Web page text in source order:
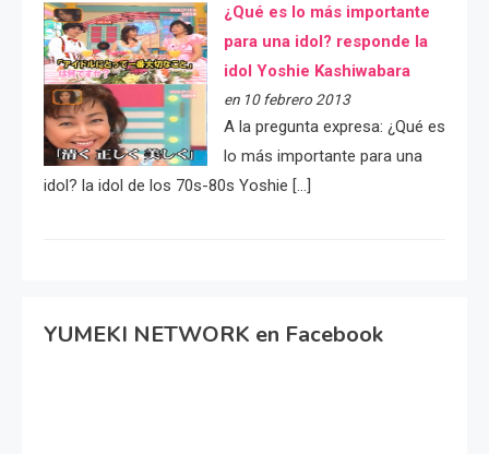
¿Qué es lo más importante
para una idol? responde la
idol Yoshie Kashiwabara
en 10 febrero 2013
A la pregunta expresa: ¿Qué es
lo más importante para una
idol? la idol de los 70s-80s Yoshie […]
YUMEKI NETWORK en Facebook